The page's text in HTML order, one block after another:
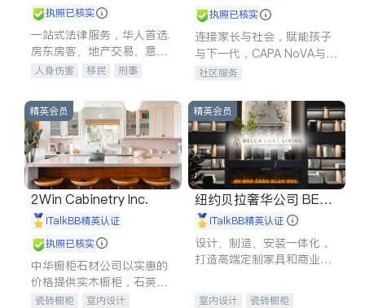
执照已核实
一站式法律服务，华人首选.
房东房客、地产交易、意外
伤害、车祸重伤、商业诉
建筑合同、刑事案件全包办
人身伤害 移民
刑事
信托/遗嘱
商业
商标注册
索赔
律师-其它 保释
执照已核实
连接家长与社会，赋能孩子
与下一代，CAPA NoVA与您
携手建设包容、公平、充满
社区服务
精英会员
2Win Cabinetry Inc.
iTalkBB精英认证
执照已核实
中华橱柜石材公司以实惠的
价格提供实木橱柜，石英石
台面，多种优质不锈钢水
瓷砖橱柜
室内设计
精英会员
纽约贝拉奢华公司 BELL
A LUXE
iTalkBB精英认证
设计、制造、安装一体化，
打造高端定制家具和商业空
室内设计
瓷砖橱柜